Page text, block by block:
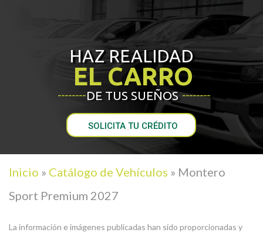
EL CARRO
HAZ REALIDAD
SOLICITA TU CRÉDITO
DE TUS SUEÑOS ________
________
Inicio » Catálogo de Vehículos » Montero
Sport Premium 2027
La información e imágenes publicadas han sido proporcionadas y